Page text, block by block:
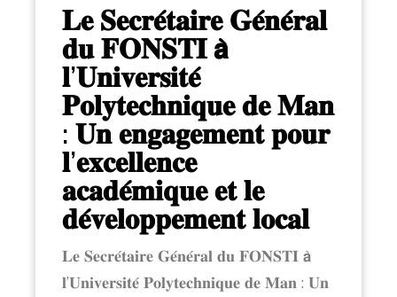
𝐋𝐞 𝐒𝐞𝐜𝐫𝐞́𝐭𝐚𝐢𝐫𝐞 𝐆𝐞́𝐧𝐞́𝐫𝐚𝐥
𝐝𝐮 𝐅𝐎𝐍𝐒𝐓𝐈 𝗮̀
𝐥’𝐔𝐧𝐢𝐯𝐞𝐫𝐬𝐢𝐭𝐞́
𝐏𝐨𝐥𝐲𝐭𝐞𝐜𝐡𝐧𝐢𝐪𝐮𝐞 𝐝𝐞 𝐌𝐚𝐧
: 𝐔𝐧 𝐞𝐧𝐠𝐚𝐠𝐞𝐦𝐞𝐧𝐭 𝐩𝐨𝐮𝐫
𝐥’𝐞𝐱𝐜𝐞𝐥𝐥𝐞𝐧𝐜𝐞
𝐚𝐜𝐚𝐝𝐞́𝐦𝐢𝐪𝐮𝐞 𝐞𝐭 𝐥𝐞
𝐝𝐞́𝐯𝐞𝐥𝐨𝐩𝐩𝐞𝐦𝐞𝐧𝐭 𝐥𝐨𝐜𝐚𝐥
𝐋𝐞 𝐒𝐞𝐜𝐫𝐞́𝐭𝐚𝐢𝐫𝐞 𝐆𝐞́𝐧𝐞́𝐫𝐚𝐥 𝐝𝐮 𝐅𝐎𝐍𝐒𝐓𝐈 𝗮̀
𝐥’𝐔𝐧𝐢𝐯𝐞𝐫𝐬𝐢𝐭𝐞́ 𝐏𝐨𝐥𝐲𝐭𝐞𝐜𝐡𝐧𝐢𝐪𝐮𝐞 𝐝𝐞 𝐌𝐚𝐧 : 𝐔𝐧